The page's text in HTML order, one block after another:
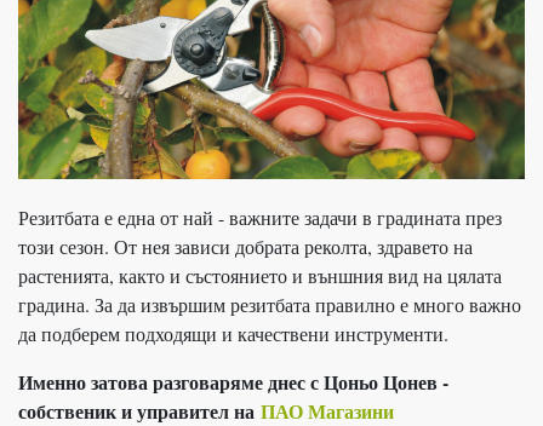
Резитбата е една от най - важните задачи в градината през
този сезон. От нея зависи добрата реколта, здравето на
растенията, както и състоянието и външния вид на цялата
градина. За да извършим резитбата правилно е много важно
да подберем подходящи и качествени инструменти.
Именно затова разговаряме днес с Цоньо Цонев -
собственик и управител на ПАО Магазини